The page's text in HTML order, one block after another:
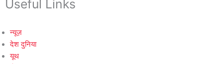
Useful Links
न्यूज़
देश दुनिया
यूथ